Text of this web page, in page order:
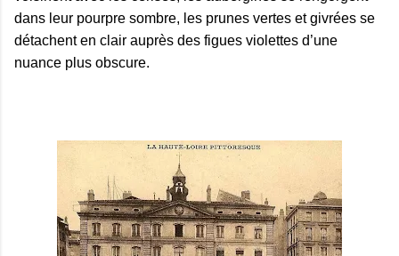
dans leur pourpre sombre, les prunes vertes et givrées se
détachent en clair auprès des figues violettes d’une
nuance plus obscure.